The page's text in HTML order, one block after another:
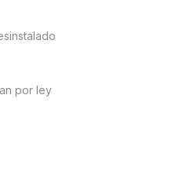
por ley